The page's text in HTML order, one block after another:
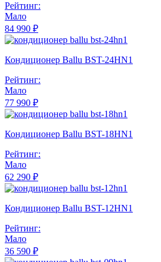
Рейтинг:
Мало
84 990 ₽
Кондиционер Ballu BST-24HN1
Рейтинг:
Мало
77 990 ₽
Кондиционер Ballu BST-18HN1
Рейтинг:
Мало
62 290 ₽
Кондиционер Ballu BST-12HN1
Рейтинг:
Мало
36 590 ₽